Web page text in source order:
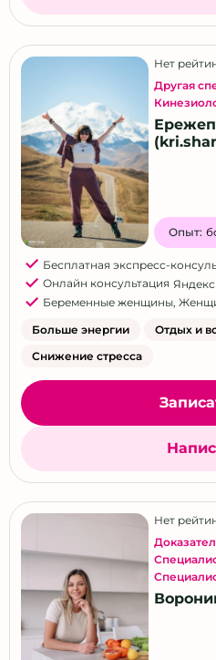
Нет
Другая
Опыт:
Бесплатная экспресс-
Онлайн консультация
Беременные женщины,
Больше энергии
Отдых и
Снижение стресса
Нет